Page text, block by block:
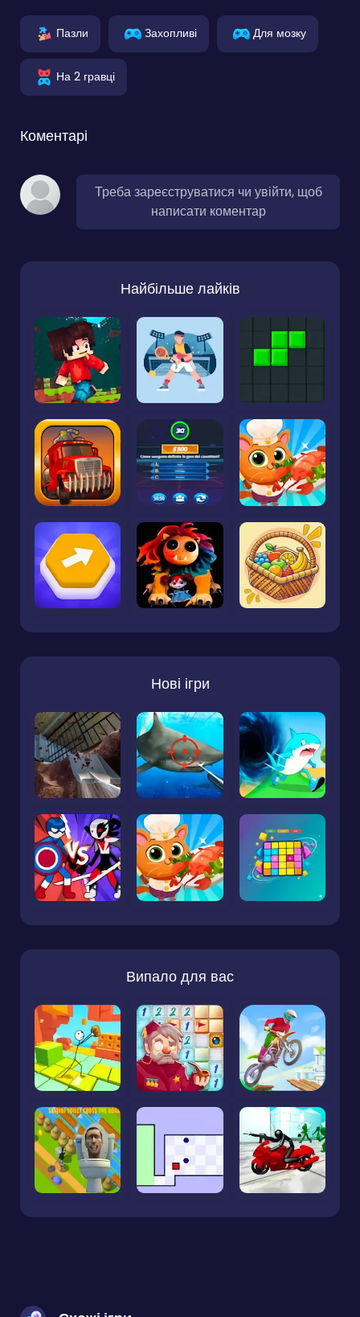
Пазли Захопливі Для мозку
На 2 гравці
Коментарі
Треба зареєструватися чи увійти, щоб
написати коментар
Найбільше лайків
Нові ігри
Випало для вас